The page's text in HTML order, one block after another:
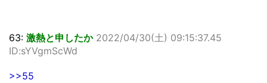
63: 激熱と申したか 2022/04/30(土) 09:15:37.45
ID:sYVgmScWd
>>55